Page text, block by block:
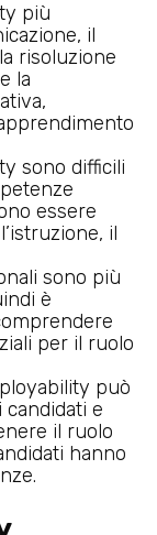
più
il
risoluzione
la
sono difficili
essere
il
sono più
è
per il ruolo
può
e
il ruolo
hanno